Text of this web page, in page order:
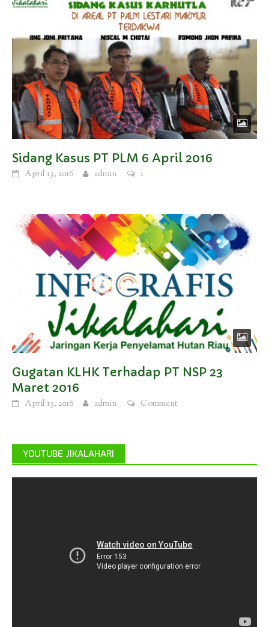
Sidang Kasus PT PLM 6 April 2016
April 13, 2016 admin 1
Gugatan KLHK Terhadap PT NSP 23
Maret 2016
April 13, 2016 admin Comment
YOUTUBE JIKALAHARI